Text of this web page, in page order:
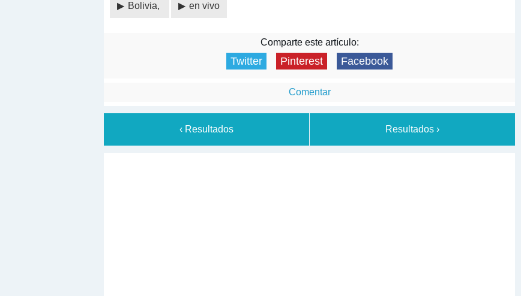
Bolivia, en vivo
Comparte este artículo:
Twitter Pinterest Facebook
Comentar
‹ Resultados Resultados ›